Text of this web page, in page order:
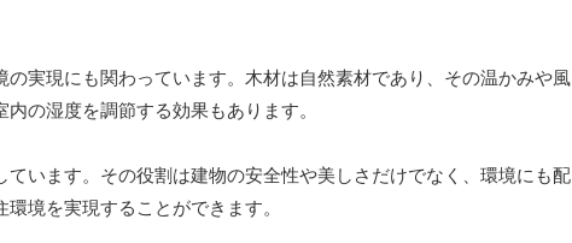
実現にも関わっています。木材は自然素材であり、その温かみや風
の湿度を調節する効果もあります。
います。その役割は建物の安全性や美しさだけでなく、環境にも配
境を実現することができます。